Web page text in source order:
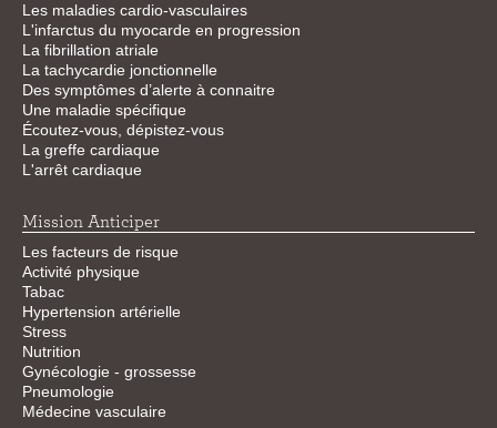
Les maladies cardio-vasculaires
L'infarctus du myocarde en progression
La fibrillation atriale
La tachycardie jonctionnelle
Des symptômes d’alerte à connaitre
Une maladie spécifique
Écoutez-vous, dépistez-vous
La greffe cardiaque
L'arrêt cardiaque
Mission Anticiper
Les facteurs de risque
Activité physique
Tabac
Hypertension artérielle
Stress
Nutrition
Gynécologie - grossesse
Pneumologie
Médecine vasculaire